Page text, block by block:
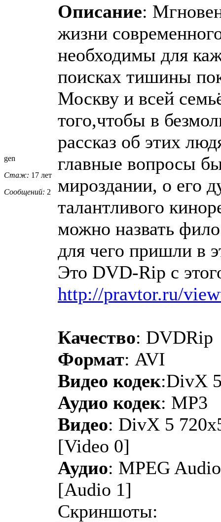
gen
Стаж: 17 лет
Сообщений: 2
Описание:
жизни
необходимы для
поисках тишины
Москву и всей
того,чтобы в
рассказ об этих
главные вопросы
мироздании, о его
талантливого
можно назвать
для чего пришли в
Это DVD-Rip с
http://pravtor.ru/
Качество: DVDRip
Формат: AVI
Видео кодек:DivX
Аудио кодек: MP3
Видео: DivX 5
[Video 0]
Аудио: MPEG
[Audio 1]
Скриншоты: